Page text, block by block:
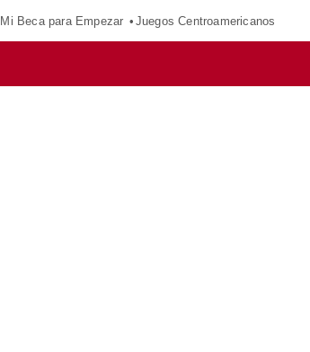
Mi Beca para Empezar Juegos Centroamericanos